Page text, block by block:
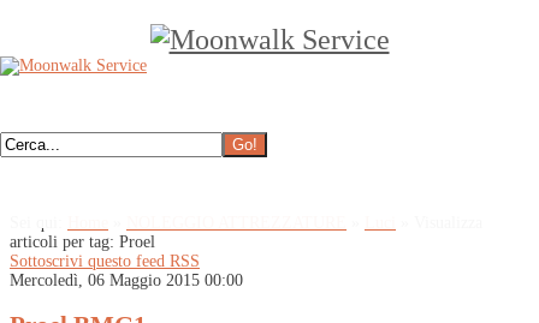
articoli per tag: Proel
Sottoscrivi questo feed RSS
Mercoledì, 06 Maggio 2015 00:00